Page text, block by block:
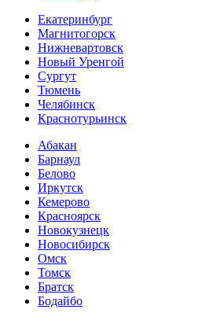
Екатеринбург
Магнитогорск
Нижневартовск
Новый Уренгой
Сургут
Тюмень
Челябинск
Краснотурьинск
Абакан
Барнаул
Белово
Иркутск
Кемерово
Красноярск
Новокузнецк
Новосибирск
Омск
Томск
Братск
Бодайбо